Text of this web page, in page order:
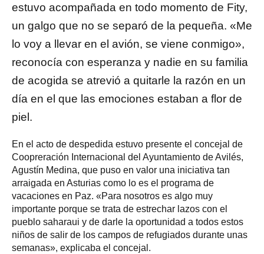
estuvo acompañada en todo momento de Fity,
un galgo que no se separó de la pequeña. «Me
lo voy a llevar en el avión, se viene conmigo»,
reconocía con esperanza y nadie en su familia
de acogida se atrevió a quitarle la razón en un
día en el que las emociones estaban a flor de
piel.
En el acto de despedida estuvo presente el concejal de
Coopreración Internacional del Ayuntamiento de Avilés,
Agustín Medina, que puso en valor una iniciativa tan
arraigada en Asturias como lo es el programa de
vacaciones en Paz. «Para nosotros es algo muy
importante porque se trata de estrechar lazos con el
pueblo saharaui y de darle la oportunidad a todos estos
niños de salir de los campos de refugiados durante unas
semanas», explicaba el concejal.